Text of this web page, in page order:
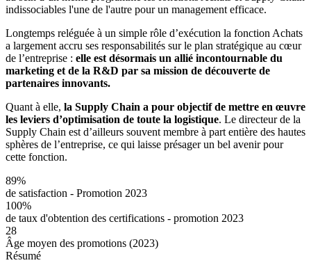
indissociables l'une de l'autre pour un management efficace.
Longtemps reléguée à un simple rôle d’exécution la fonction Achats
a largement accru ses responsabilités sur le plan stratégique au cœur
de l’entreprise : elle est désormais un allié incontournable du
marketing et de la R&D par sa mission de découverte de
partenaires innovants.
Quant à elle, la Supply Chain a pour objectif de mettre en œuvre
les leviers d’optimisation de toute la logistique. Le directeur de la
Supply Chain est d’ailleurs souvent membre à part entière des hautes
sphères de l’entreprise, ce qui laisse présager un bel avenir pour
cette fonction.
89%
de satisfaction - Promotion 2023
100%
de taux d'obtention des certifications - promotion 2023
28
Âge moyen des promotions (2023)
Résumé